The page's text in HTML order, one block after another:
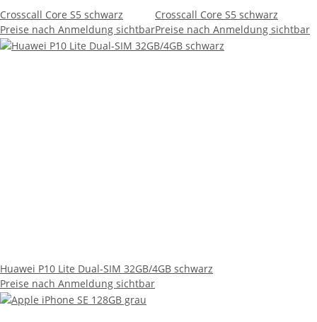
Crosscall Core S5 schwarz
Preise nach Anmeldung sichtbar
Crosscall Core S5 schwarz
Preise nach Anmeldung sichtbar
Huawei P10 Lite Dual-SIM 32GB/4GB schwarz
Preise nach Anmeldung sichtbar